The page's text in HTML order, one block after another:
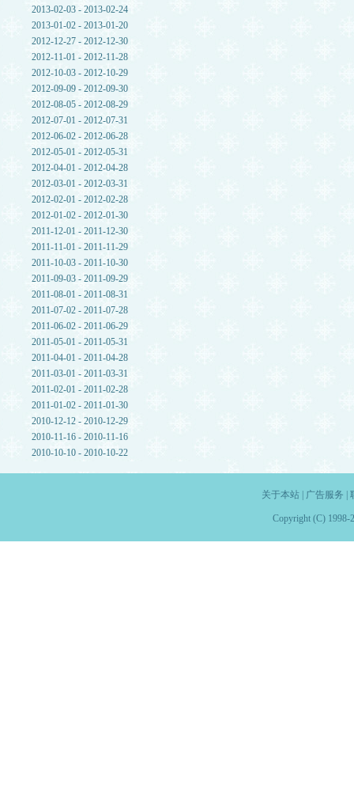
2013-02-03 - 2013-02-24
2013-01-02 - 2013-01-20
2012-12-27 - 2012-12-30
2012-11-01 - 2012-11-28
2012-10-03 - 2012-10-29
2012-09-09 - 2012-09-30
2012-08-05 - 2012-08-29
2012-07-01 - 2012-07-31
2012-06-02 - 2012-06-28
2012-05-01 - 2012-05-31
2012-04-01 - 2012-04-28
2012-03-01 - 2012-03-31
2012-02-01 - 2012-02-28
2012-01-02 - 2012-01-30
2011-12-01 - 2011-12-30
2011-11-01 - 2011-11-29
2011-10-03 - 2011-10-30
2011-09-03 - 2011-09-29
2011-08-01 - 2011-08-31
2011-07-02 - 2011-07-28
2011-06-02 - 2011-06-29
2011-05-01 - 2011-05-31
2011-04-01 - 2011-04-28
2011-03-01 - 2011-03-31
2011-02-01 - 2011-02-28
2011-01-02 - 2011-01-30
2010-12-12 - 2010-12-29
2010-11-16 - 2010-11-16
2010-10-10 - 2010-10-22
关于本站| 广告服务
Copyright (C) 1998-